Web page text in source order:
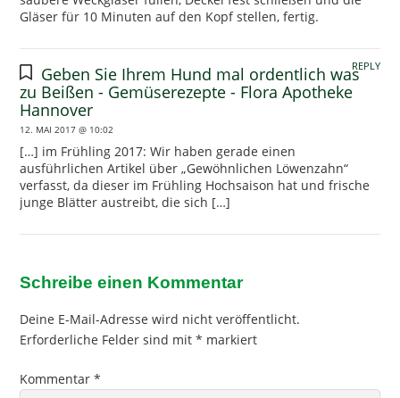
Gläser für 10 Minuten auf den Kopf stellen, fertig.
Geben Sie Ihrem Hund mal ordentlich was
zu Beißen - Gemüserezepte - Flora Apotheke
Hannover
12. MAI 2017 @ 10:02
[…] im Frühling 2017: Wir haben gerade einen
ausführlichen Artikel über „Gewöhnlichen Löwenzahn“
verfasst, da dieser im Frühling Hochsaison hat und frische
junge Blätter austreibt, die sich […]
REPLY
Schreibe einen Kommentar
Deine E-Mail-Adresse wird nicht veröffentlicht.
Erforderliche Felder sind mit* markiert
Kommentar*